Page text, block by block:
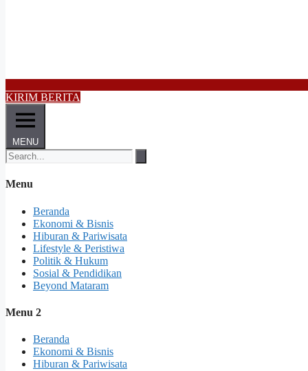
KIRIM BERITA
MENU
Menu
Beranda
Ekonomi & Bisnis
Hiburan & Pariwisata
Lifestyle & Peristiwa
Politik & Hukum
Sosial & Pendidikan
Beyond Mataram
Menu 2
Beranda
Ekonomi & Bisnis
Hiburan & Pariwisata